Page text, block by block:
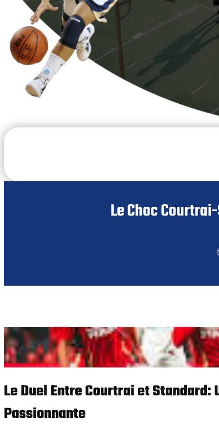
Le Choc
Le Duel Entre Courtrai et Standard:
Passionnante